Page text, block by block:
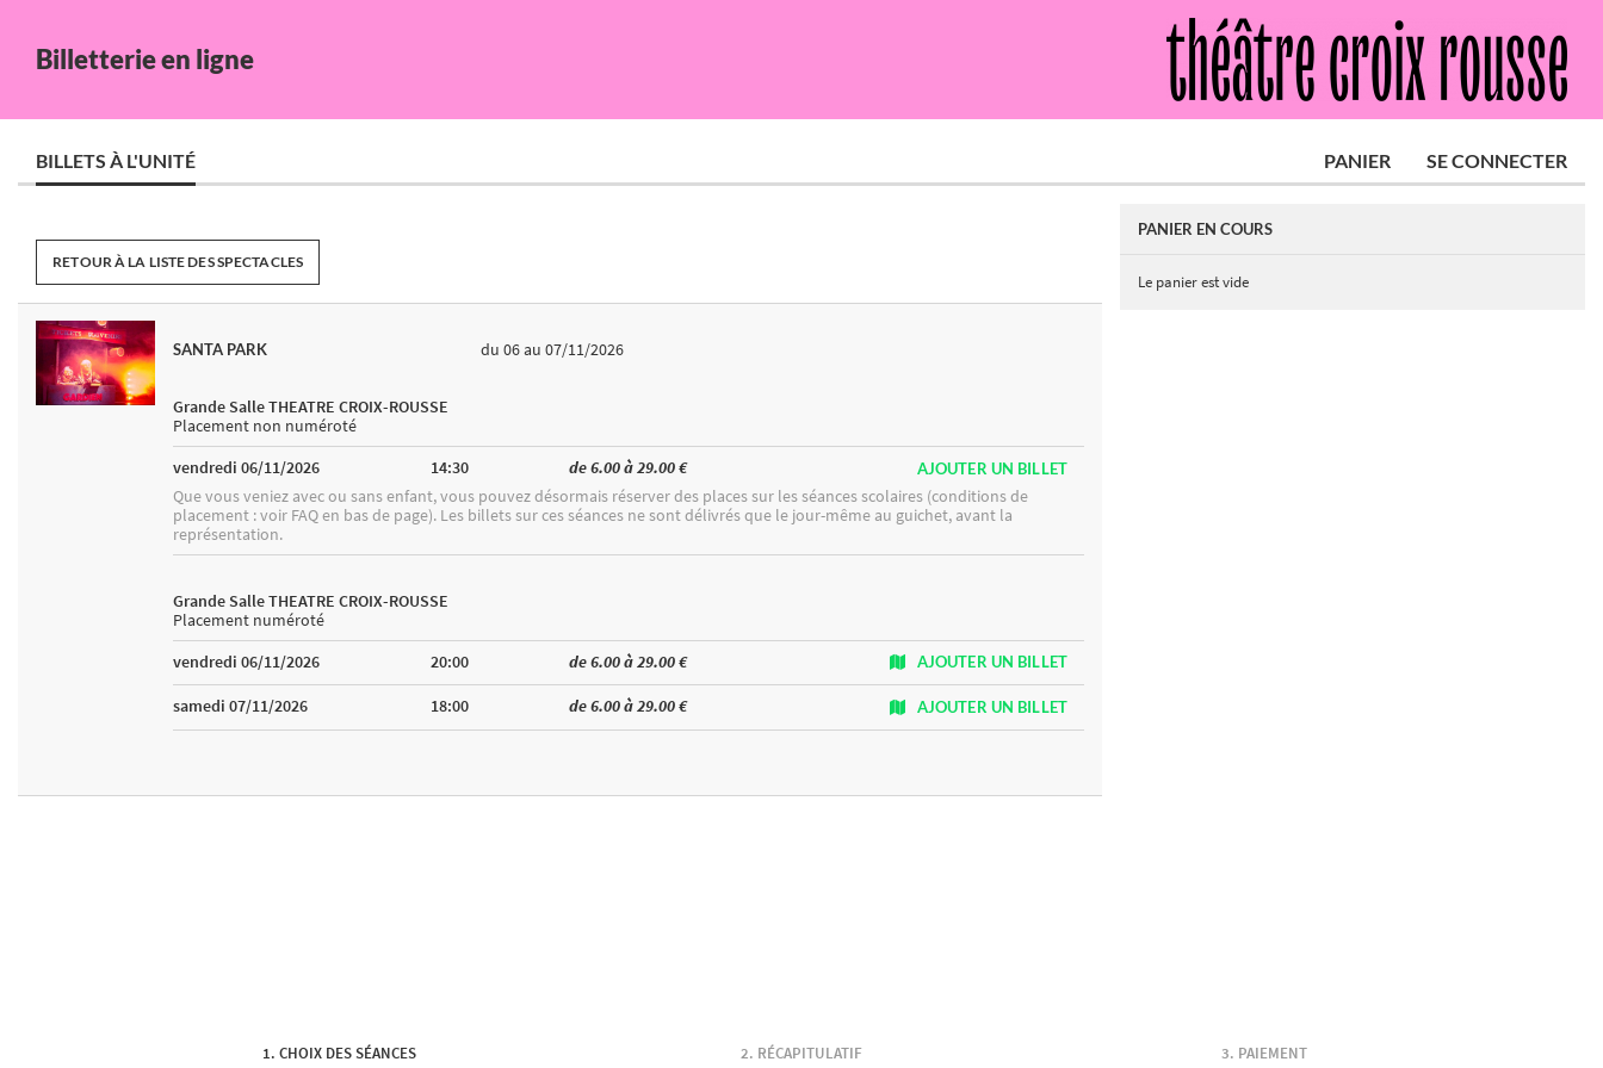
Billetterie en ligne
BILLETS À L'UNITÉ PANIER SE CONNECTER
RETOUR À LA LISTE DES SPECTACLES
SANTA PARK du 06au 07/11/2026
Grande Salle THEATRE CROIX-ROUSSE
Placement non numéroté
vendredi 06/11/2026
14:30 de 6.00 à 29.00 € AJOUTER UN BILLET
Que vous veniez avec ou sans enfant, vous pouvez désormais réserver des places sur les séances scolaires (conditions de
placement : voir FAQ en bas de page). Les billets sur ces séances ne sont délivrés que le jour-même au guichet, avant la
représentation.
Grande Salle THEATRE CROIX-ROUSSE
Placement numéroté
vendredi 06/11/2026
20:00 de 6.00 à 29.00 € AJOUTER UN BILLET
samedi 07/11/2026 18:00 de 6.00 à 29.00 € AJOUTER UN BILLET
PANIER EN COURS
Le panier est vide
CHOIX DES SÉANCES RÉCAPITULATIF PAIEMENT